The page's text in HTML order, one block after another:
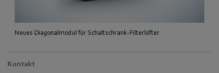
Neues Diagonalmodul für Schaltschrank-Filterlüfter
Kontakt